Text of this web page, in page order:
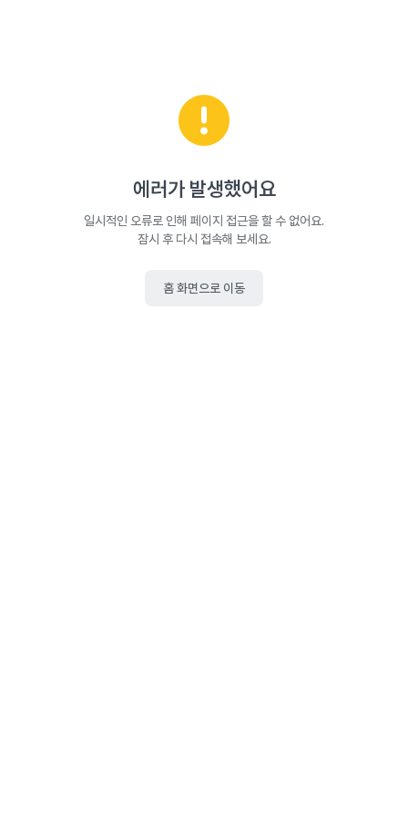
에러가 발생했어요
일시적인 오류로 인해 페이지 접근을 할 수 없어요.
잠시 후 다시 접속해 보세요.
홈 화면으로 이동